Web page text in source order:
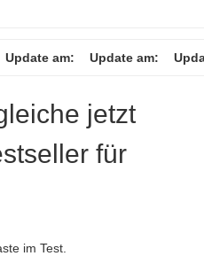
Update am: Update am:
jetzt
für
im Test.